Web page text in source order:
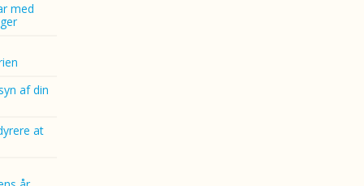
med
af din
at